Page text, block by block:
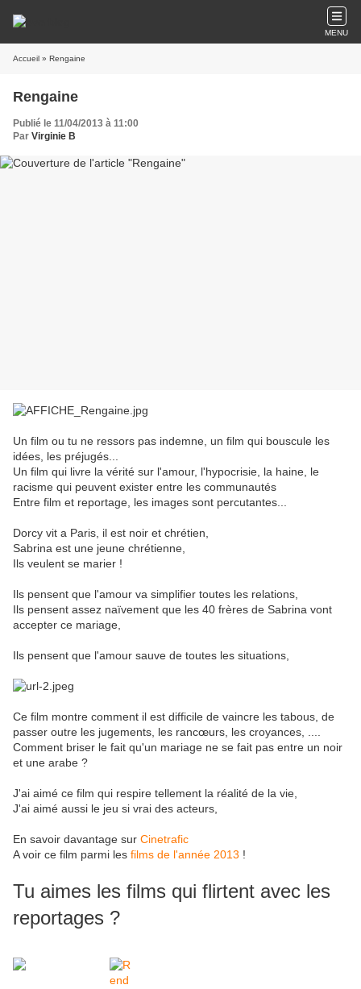
MENU
Accueil » Rengaine
Rengaine
Publié le 11/04/2013 à 11:00
Par Virginie B
Un film ou tu ne ressors pas indemne, un film qui bouscule les
idées, les préjugés...
Un film qui livre la vérité sur l'amour, l'hypocrisie, la haine, le
racisme qui peuvent exister entre les communautés
Entre film et reportage, les images sont percutantes...
Dorcy vit a Paris, il est noir et chrétien,
Sabrina est une jeune chrétienne,
Ils veulent se marier !
Ils pensent que l'amour va simplifier toutes les relations,
Ils pensent assez naïvement que les 40 frères de Sabrina vont
accepter ce mariage,
Ils pensent que l'amour sauve de toutes les situations,
Ce film montre comment il est difficile de vaincre les tabous, de
passer outre les jugements, les rancœurs, les croyances, ....
Comment briser le fait qu'un mariage ne se fait pas entre un noir
et une arabe ?
J'ai aimé ce film qui respire tellement la réalité de la vie,
J'ai aimé aussi le jeu si vrai des acteurs,
En savoir davantage sur Cinetrafic
A voir ce film parmi les films de l'année 2013 !
Tu aimes les films qui flirtent avec les
reportages ?